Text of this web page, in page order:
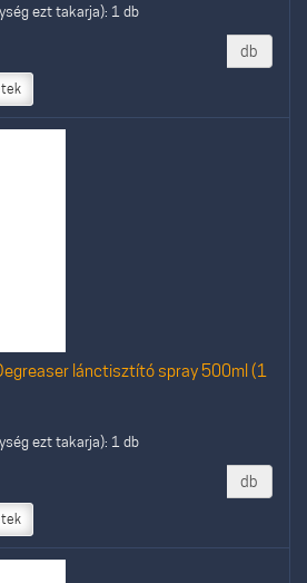
ezt takarja): 1 db
db
lánctisztító spray 500ml (1
ezt takarja): 1 db
db